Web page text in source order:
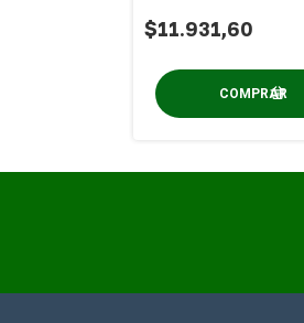
$11.931,60